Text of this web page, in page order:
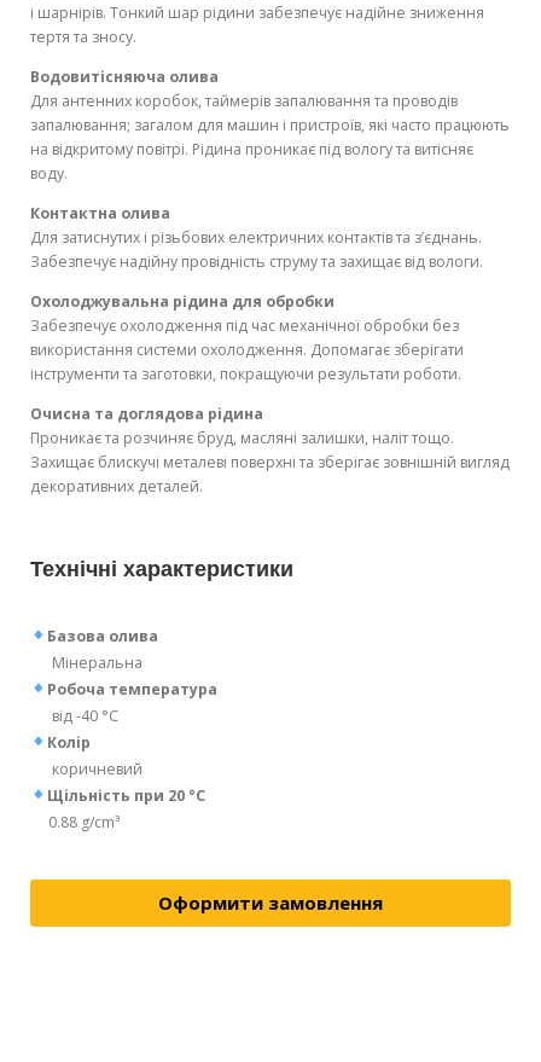
і шарнірів. Тонкий шар рідини забезпечує надійне зниження
тертя та зносу.
Водовитісняюча олива
Для антенних коробок, таймерів запалювання та проводів
запалювання; загалом для машин і пристроїв, які часто працюють
на відкритому повітрі. Рідина проникає під вологу та витісняє
воду.
Контактна олива
Для затиснутих і різьбових електричних контактів та з’єднань.
Забезпечує надійну провідність струму та захищає від вологи.
Охолоджувальна рідина для обробки
Забезпечує охолодження під час механічної обробки без
використання системи охолодження. Допомагає зберігати
інструменти та заготовки, покращуючи результати роботи.
Очисна та доглядова рідина
Проникає та розчиняє бруд, масляні залишки, наліт тощо.
Захищає блискучі металеві поверхні та зберігає зовнішній вигляд
декоративних деталей.
Технічні характеристики
Базова олива
Мінеральна
Робоча температура
від -40 °C
Колір
коричневий
Щільність при 20 °C
0.88 g/cm³
Оформити замовлення